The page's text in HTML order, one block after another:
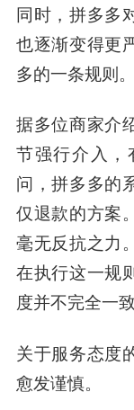
同时，拼多多
也逐渐变得更
多的一条规则。
据多位商家介
节强行介入，
问，拼多多的
仅退款的方案
毫无反抗之力
在执行这一规
度并不完全一致
关于服务态度
愈发谨慎。